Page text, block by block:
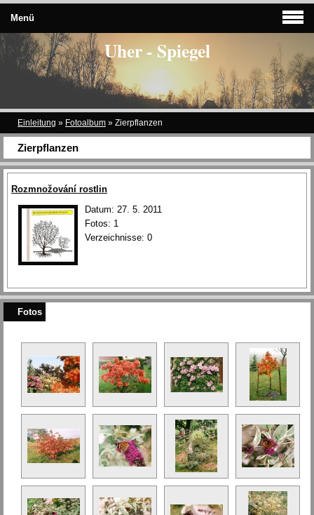
Uher - Spiegel
Einleitung » Fotoalbum » Zierpflanzen
Zierpflanzen
Rozmnožování rostlin
Datum: 27. 5. 2011
Fotos: 1
Verzeichnisse: 0
Fotos
Menü